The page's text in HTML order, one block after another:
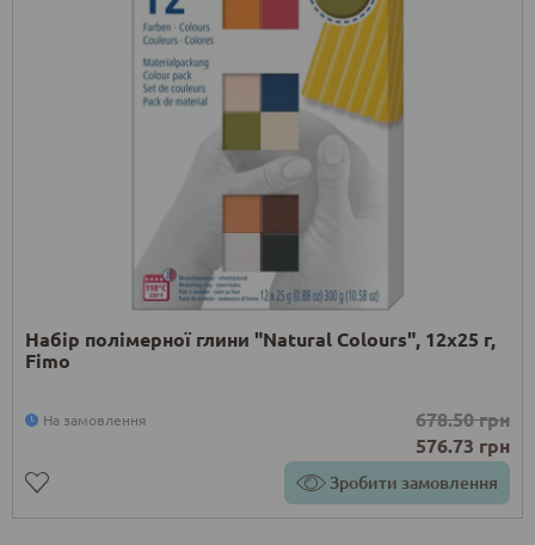
Набір полімерної глини "Natural Colours", 12х25 г,
Fimo
На замовлення
678.50 грн
576.73 грн
Зробити замовлення